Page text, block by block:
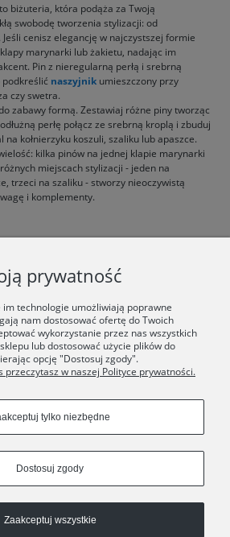
biżuteria, która podąża za Twoją
swobodę tworzenia stylizacji: od
cenisz elegancję w najczystszej formie
marynarki lub żakietu, nadając im
Pin z nieregularną perłą i srebrną
naszyjnik umieszczony przy
czy swetra.
zabawy formą. Zestawiaj różne piny tworząc
perłę połącz ze srebrną kroplą i zbuduj
kołnierzyku koszuli, szaliku lub apaszce.
kilka pinów na jednej klapie marynarki
miejscach stylizacji - jeden na
trzeci na szaliku - stworzy nieoczywistą
i komplementy.
prywatność
im technologie umożliwiają poprawne
nam dostosować ofertę do Twoich
wykorzystanie przez nas wszystkich
lub dostosować użycie plików do
opcję "Dostosuj zgody".
przeczytasz w naszej Polityce prywatności.
tylko niezbędne
Dostosuj zgody
Zaakceptuj wszystkie